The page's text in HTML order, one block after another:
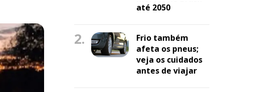
até 2050
2.
Frio também
afeta os pneus;
veja os cuidados
antes de viajar